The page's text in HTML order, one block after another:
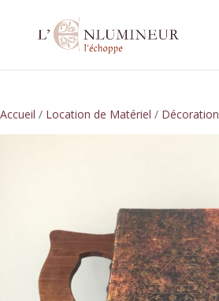
Accueil / Location de Matériel / Décoration